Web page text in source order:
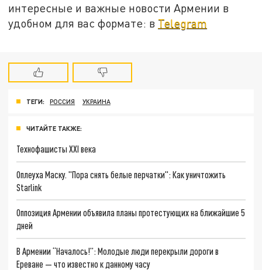
интересные и важные новости Армении в
удобном для вас формате: в Telegram
ТЕГИ: РОССИЯ УКРАИНА
ЧИТАЙТЕ ТАКЖЕ:
Технофашисты XXI века
Оплеуха Маску. "Пора снять белые перчатки": Как уничтожить
Starlink
Оппозиция Армении объявила планы протестующих на ближайшие 5
дней
В Армении “Началось!”: Молодые люди перекрыли дороги в
Ереване — что известно к данному часу